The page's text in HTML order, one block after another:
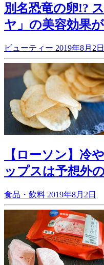
別名恐竜の卵!?
ヤ」の美容効果
ビューティー 2019年8月2日
【ローソン】冷
ップスは予想外
食品・飲料 2019年8月2日